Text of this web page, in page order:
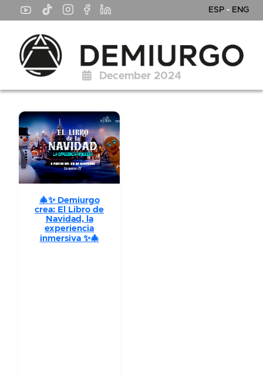
ESP - ENG
December 2024
🎄✨ Demiurgo
crea: El Libro de
Navidad, la
experiencia
inmersiva ✨🎄